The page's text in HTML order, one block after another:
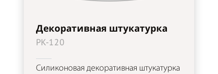
Декоративная штукатурка
PK-120
Силиконовая декоративная штукатурка